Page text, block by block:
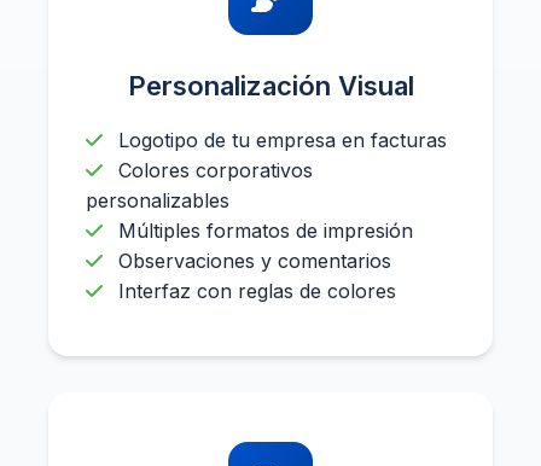
Personalización Visual
Logotipo de tu empresa en facturas
Colores corporativos
personalizables
Múltiples formatos de impresión
Observaciones y comentarios
Interfaz con reglas de colores